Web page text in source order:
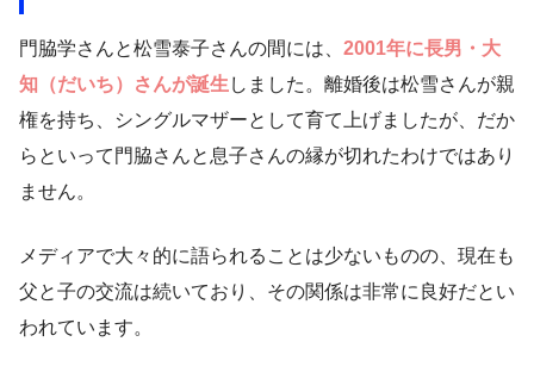
門脇学さんと松雪泰子さんの間には、 2001年に長男・大
知（だいち）さんが誕生 しました。離婚後は松雪さんが親
権を持ち、シングルマザーとして育て上げましたが、だか
らといって門脇さんと息子さんの縁が切れたわけではあり
ません。
メディアで大々的に語られることは少ないものの、現在も
父と子の交流は続いており、その関係は非常に良好だとい
われています。